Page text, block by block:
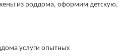
из роддома, оформим детскую,
услуги опытных